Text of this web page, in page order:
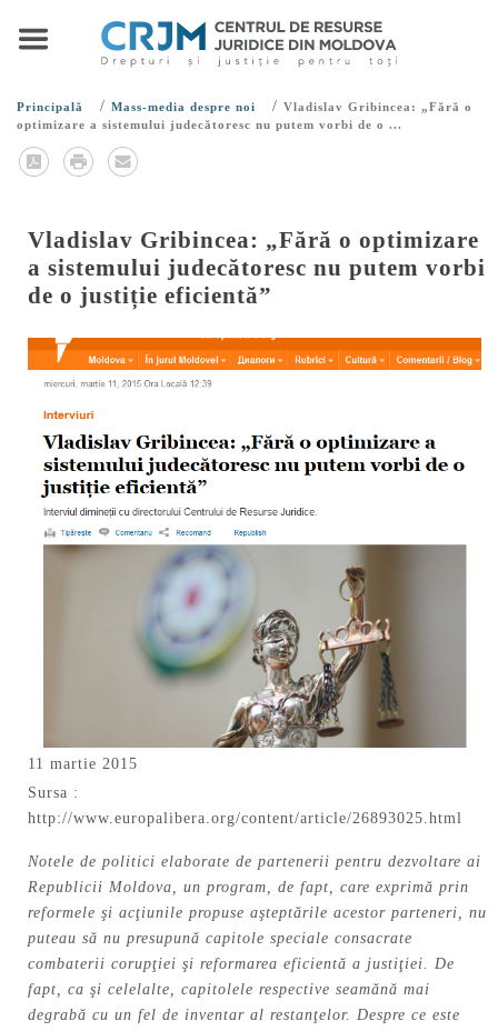
Principală / Mass-media despre noi / Vladislav Gribincea: „Fără o
optimizare a sistemului judecătoresc nu putem vorbi de o ...
Vladislav Gribincea: „Fără o optimizare
a sistemului judecătoresc nu putem vorbi
de o justiție eficientă”
11 martie 2015
Sursa :
http://www.europalibera.org/content/article/26893025.html
Notele de politici elaborate de partenerii pentru dezvoltare ai
Republicii Moldova, un program, de fapt, care exprimă prin
reformele şi acţiunile propuse aşteptările acestor parteneri, nu
puteau să nu presupună capitole speciale consacrate
combaterii corupţiei şi reformarea eficientă a justiţiei. De
fapt, ca şi celelalte, capitolele respective seamănă mai
degrabă cu un fel de inventar al restanţelor. Despre ce este